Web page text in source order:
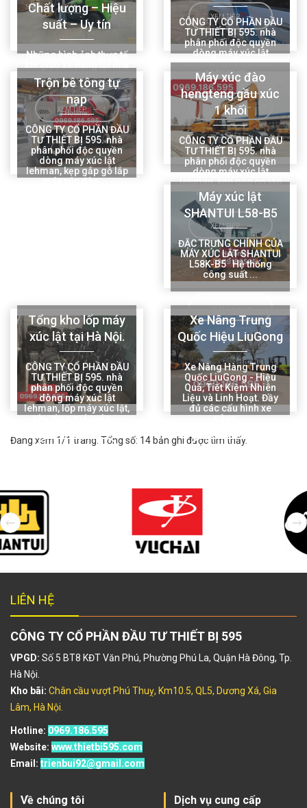
XEM TIẾP
Chất lượng – Hiệu
suất – Uy tín
Những hình ảnh thực tế
khi giao xe nâng tại nhà
máy:
XEM TIẾP
CÔNG TY CỔ PHẦN ĐẦU
TƯ THIẾT BỊ 595. nhà
phân phối độc quyền
dòng máy xúc lật
lehman tại Việt Nam.
MÁY XÚC ...
XEM TIẾP
Trộn bê tông tự
nạp
CÔNG TY CỔ PHẦN ĐẦU
TƯ THIẾT BỊ 595. nhà
phân phối độc quyền
dòng máy xúc lật
lehman, kẹp gắp gỗ lắp
máy xúc đào, ...
Máy xúc đào
hengteng gầu xúc
1 khối
CÔNG TY CỔ PHẦN ĐẦU
TƯ THIẾT BỊ 595. nhà
phân phối độc quyền
dòng máy xúc lật
lehman, kẹp gắp gỗ lắp
máy xúc đào, ...
XEM TIẾP
Máy xúc lật
SHANTUI L58-B5
ĐẶC TRƯNG CHÍNH CỦA
MÁY XÚC LẬT SHANTUI
L58K-B5 Hệ thống
công suất ...
Tổng kho lốp máy
xúc lật tại Hà Nội.
CÔNG TY CỔ PHẦN ĐẦU
TƯ THIẾT BỊ 595. nhà
phân phối độc quyền
dòng máy xúc lật
lehman, lốp máy xúc lật,
phụ tùng máy xúc ...
Xe Nâng Trung
Quốc Hiệu LiuGong
Xe Nâng Hàng Trung
Quốc LiuGong - Hiệu
Quả, Tiết Kiệm Nhiên
Liệu và Linh Hoạt. Đầy
đủ các cấu hình xe
nâng ...
Đang xem 1/1 trang. Tổng số: 14 bản ghi được tìm thấy.
LIÊN HỆ
CÔNG TY CỔ PHẦN ĐẦU TƯ THIẾT BỊ 595
VPGD: Số 5 BT8 KĐT Văn Phú, Phường Phú La, Quận Hà Đông, Tp.
Hà Nội.
Kho bãi: Chân cầu vượt Phú Thuỵ, Km10.5, QL5, Dương Xá, Gia
Lâm, Hà Nội.
Hotline: 0969.186.595
Website: www.thietbi595.com
Email: trienbui92@gmail.com
Về chúng tôi Dịch vụ cung cấp